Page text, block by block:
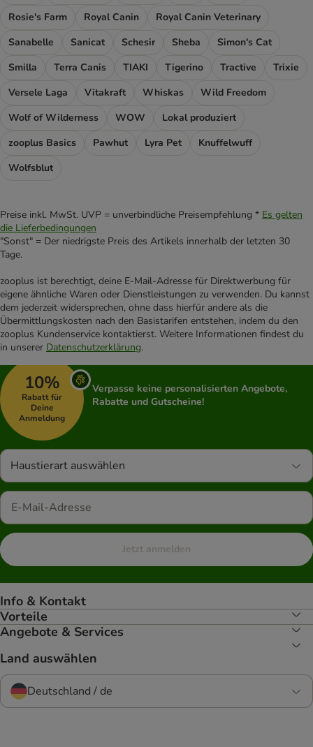
Rosie's Farm
Royal Canin
Royal Canin Veterinary
Sanabelle
Sanicat Schesir Sheba
Simon's Cat
Smilla
Terra Canis TIAKI Tigerino Tractive
Trixie
Versele Laga
Vitakraft Whiskas
Wild Freedom
Wolf of Wilderness
WOW
Lokal produziert
zooplus Basics
Pawhut Lyra Pet
Knuffelwuff
Wolfsblut
Preise inkl. MwSt. UVP = unverbindliche Preisempfehlung * Es gelten
die Lieferbedingungen
"Sonst" = Der niedrigste Preis des Artikels innerhalb der letzten 30
Tage.
zooplus ist berechtigt, deine E-Mail-Adresse für Direktwerbung für
eigene ähnliche Waren oder Dienstleistungen zu verwenden. Du kannst
dem jederzeit widersprechen, ohne dass hierfür andere als die
Übermittlungskosten nach den Basistarifen entstehen, indem du den
zooplus Kundenservice kontaktierst. Weitere Informationen findest du
in unserer Datenschutzerklärung.
10%
Rabatt für
Deine
Anmeldung
Verpasse keine personalisierten Angebote,
Rabatte und Gutscheine!
Haustierart auswählen
Jetzt anmelden
Info & Kontakt
Vorteile
Angebote & Services
Land auswählen
Deutschland / de